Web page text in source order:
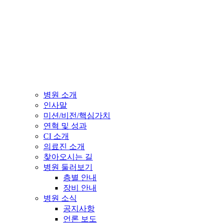
병원 소개
인사말
미션/비전/핵심가치
연혁 및 성과
CI 소개
의료진 소개
찾아오시는 길
병원 둘러보기
층별 안내
장비 안내
병원 소식
공지사항
언론 보도